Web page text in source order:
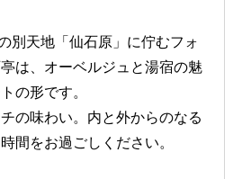
別天地「仙石原」に佇むフォ
は、オーベルジュと湯宿の魅
の形です。
の味わい。内と外からのなる
間をお過ごしください。